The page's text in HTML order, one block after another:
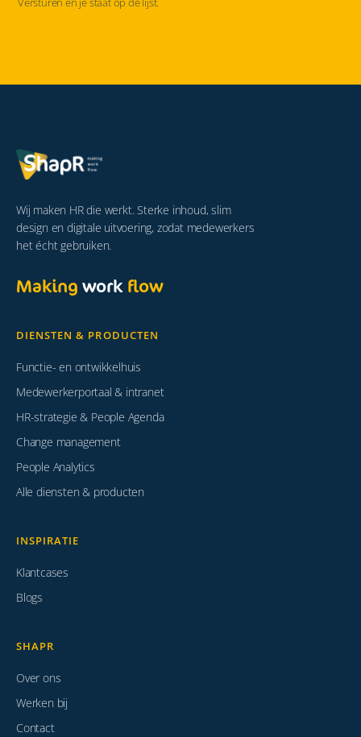
Wij maken HR die werkt. Sterke inhoud, slim
design en digitale uitvoering, zodat medewerkers
het écht gebruiken.
Makingworkflow
DIENSTEN & PRODUCTEN
Functie- en ontwikkelhuis
Medewerkerportaal & intranet
HR-strategie & People Agenda
Change management
People Analytics
Alle diensten & producten
INSPIRATIE
Klantcases
Blogs
SHAPR
Over ons
Werken bij
Contact